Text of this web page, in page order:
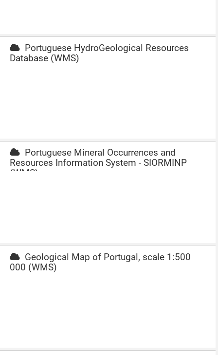
Portuguese HydroGeological Resources
Database (WMS)
Portuguese Mineral Occurrences and
Resources Information System - SIORMINP
(WMS)
Geological Map of Portugal, scale 1:500
000 (WMS)